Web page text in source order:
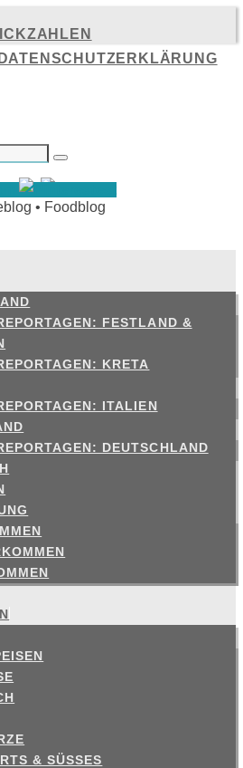
Suchen
FESTLAND &
KRETA
ITALIEN
DEUTSCHLAND
& SÜSSES